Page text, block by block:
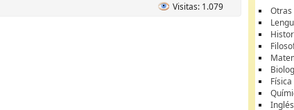
Visitas: 1.079
Física
Inglés